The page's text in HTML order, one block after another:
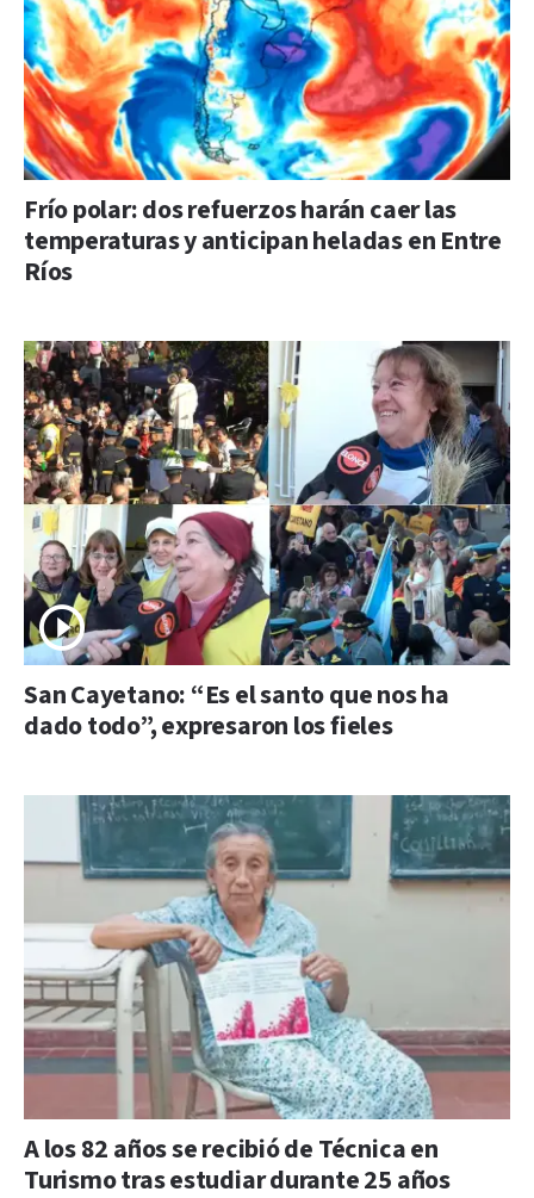
Frío polar: dos refuerzos harán caer las
temperaturas y anticipan heladas en Entre
Ríos
San Cayetano: “Es el santo que nos ha
dado todo”, expresaron los fieles
A los 82 años se recibió de Técnica en
Turismo tras estudiar durante 25 años